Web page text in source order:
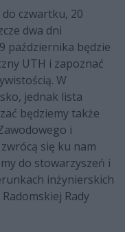
czwartku, 20
dwa dni
października będzie
UTH i zapoznać
W
jednak lista
będziemy także
i
się ku nam
do stowarzyszeń i
inżynierskich
Rady